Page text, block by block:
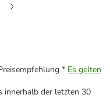
* Es gelten
innerhalb der letzten 30